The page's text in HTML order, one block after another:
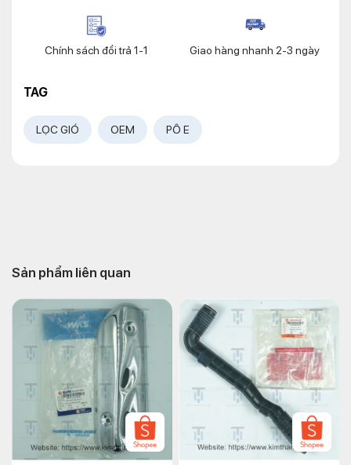
Chính sách đổi trả 1-1 Giao hàng nhanh 2-3 ngày
TAG
LỌC GIÓ OEM PÔ E
Sản phẩm liên quan